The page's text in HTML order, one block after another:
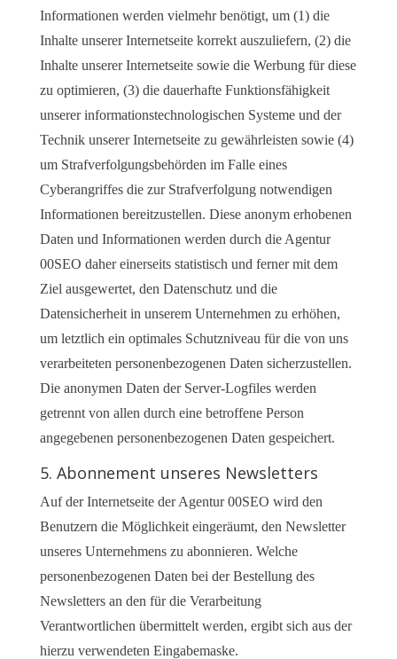
Informationen werden vielmehr benötigt, um (1) die
Inhalte unserer Internetseite korrekt auszuliefern, (2) die
Inhalte unserer Internetseite sowie die Werbung für diese
zu optimieren, (3) die dauerhafte Funktionsfähigkeit
unserer informationstechnologischen Systeme und der
Technik unserer Internetseite zu gewährleisten sowie (4)
um Strafverfolgungsbehörden im Falle eines
Cyberangriffes die zur Strafverfolgung notwendigen
Informationen bereitzustellen. Diese anonym erhobenen
Daten und Informationen werden durch die Agentur
00SEO daher einerseits statistisch und ferner mit dem
Ziel ausgewertet, den Datenschutz und die
Datensicherheit in unserem Unternehmen zu erhöhen,
um letztlich ein optimales Schutzniveau für die von uns
verarbeiteten personenbezogenen Daten sicherzustellen.
Die anonymen Daten der Server-Logfiles werden
getrennt von allen durch eine betroffene Person
angegebenen personenbezogenen Daten gespeichert.
5. Abonnement unseres Newsletters
Auf der Internetseite der Agentur 00SEO wird den
Benutzern die Möglichkeit eingeräumt, den Newsletter
unseres Unternehmens zu abonnieren. Welche
personenbezogenen Daten bei der Bestellung des
Newsletters an den für die Verarbeitung
Verantwortlichen übermittelt werden, ergibt sich aus der
hierzu verwendeten Eingabemaske.